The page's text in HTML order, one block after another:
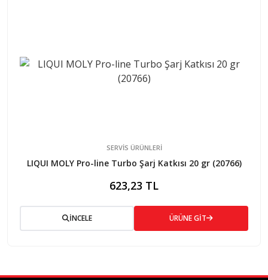
SERVİS ÜRÜNLERİ
LIQUI MOLY Pro-line Turbo Şarj Katkısı 20 gr (20766)
623,23 TL
İNCELE ÜRÜNE GİT